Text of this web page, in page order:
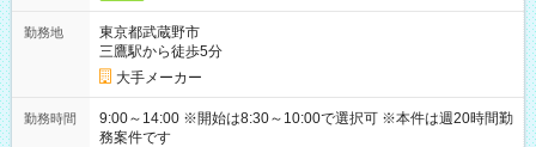
勤務地
東京都武蔵野市
三鷹駅から徒歩5分
大手メーカー
勤務時間
9:00～14:00 ※開始は8:30～10:00で選択可 ※本件は週20時間勤
務案件です